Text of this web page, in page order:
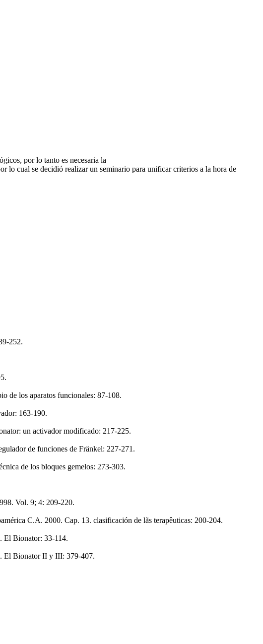
por lo tanto es necesaria la
lo cual se decidió realizar un seminario para unificar criterios a la hora de
252.
de los aparatos funcionales: 87-108.
163-190.
un activador modificado: 217-225.
de funciones de Fränkel: 227-271.
de los bloques gemelos: 273-303.
Vol. 9; 4: 209-220.
C.A. 2000. Cap. 13. clasificación de lãs terapêuticas: 200-204.
El Bionator: 33-114.
El Bionator II y III: 379-407.